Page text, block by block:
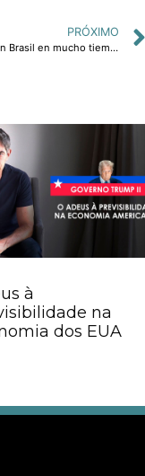
PRÓXIMO
La mejor oportunidad de recuperación economica en Brasil en mucho tiempo
à
na
dos EUA